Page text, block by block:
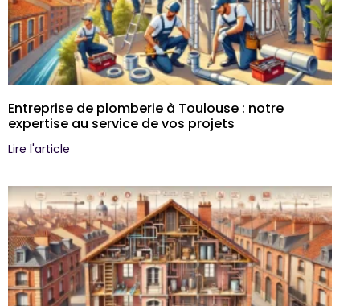
Entreprise de plomberie à Toulouse : notre
expertise au service de vos projets
Lire l'article